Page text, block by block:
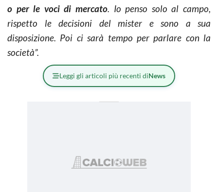
o per le voci di mercato. Io penso solo al campo,
rispetto le decisioni del mister e sono a sua
disposizione. Poi ci sarà tempo per parlare con la
società”.
Leggi gli articoli più recenti diNews